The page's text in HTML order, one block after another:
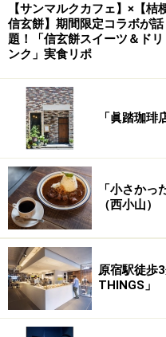
【サンマルクカフェ】×【桔
信玄餅】期間限定コラボが話
題！「信玄餅スイーツ＆ドリ
ンク」実食リポ
「眞踏珈
「小さか
（西小山）
原宿駅徒歩
THINGS」